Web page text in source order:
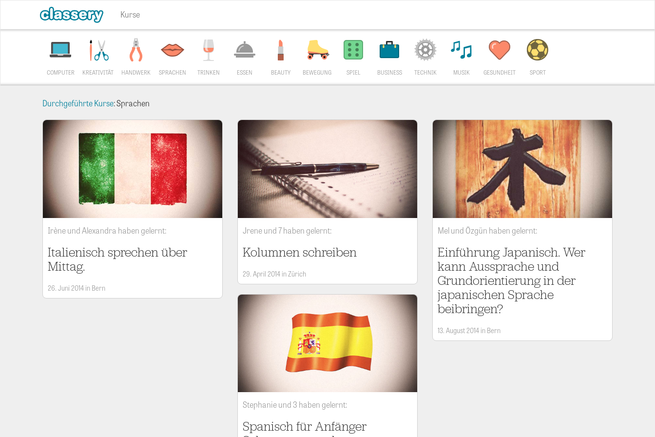
Kurse
COMPUTER KREATIVITÄT HANDWERK SPRACHEN TRINKEN ESSEN BEAUTY BEWEGUNG SPIEL BUSINESS TECHNIK MUSIK GESUNDHEIT SPORT
Durchgeführte Kurse: Sprachen
Irène und Alexandra haben gelernt:
Italienisch sprechen über
Mittag.
26. Juni 2014 in Bern
Jrene und 7 haben gelernt:
Kolumnen schreiben
29. April 2014 in Zürich
Stephanie und 3 haben gelernt:
Spanisch für Anfänger
Mel und Özgün haben gelernt:
Einführung Japanisch. Wer
kann Aussprache und
Grundorientierung in der
japanischen Sprache
beibringen?
13. August 2014 in Bern